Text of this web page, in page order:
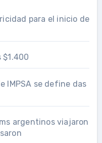
para el inicio de
$1.400
IMPSA se define das
argentinos viajaron